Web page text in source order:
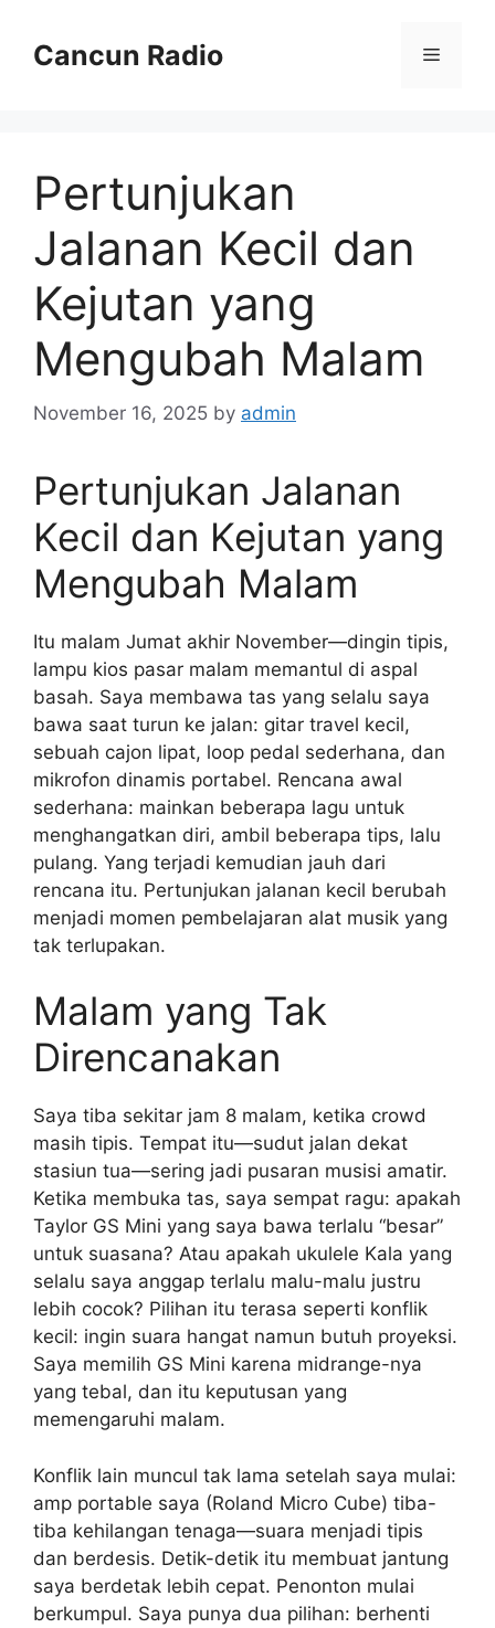
contentCancun Radio Menu
Pertunjukan
Jalanan Kecil dan
Kejutan yang
Mengubah Malam
November 16, 2025 by admin
Pertunjukan Jalanan
Kecil dan Kejutan yang
Mengubah Malam
Itu malam Jumat akhir November—dingin tipis,
lampu kios pasar malam memantul di aspal
basah. Saya membawa tas yang selalu saya
bawa saat turun ke jalan: gitar travel kecil,
sebuah cajon lipat, loop pedal sederhana, dan
mikrofon dinamis portabel. Rencana awal
sederhana: mainkan beberapa lagu untuk
menghangatkan diri, ambil beberapa tips, lalu
pulang. Yang terjadi kemudian jauh dari
rencana itu. Pertunjukan jalanan kecil berubah
menjadi momen pembelajaran alat musik yang
tak terlupakan.
Malam yang Tak
Direncanakan
Saya tiba sekitar jam 8 malam, ketika crowd
masih tipis. Tempat itu—sudut jalan dekat
stasiun tua—sering jadi pusaran musisi amatir.
Ketika membuka tas, saya sempat ragu: apakah
Taylor GS Mini yang saya bawa terlalu “besar”
untuk suasana? Atau apakah ukulele Kala yang
selalu saya anggap terlalu malu-malu justru
lebih cocok? Pilihan itu terasa seperti konflik
kecil: ingin suara hangat namun butuh proyeksi.
Saya memilih GS Mini karena midrange-nya
yang tebal, dan itu keputusan yang
memengaruhi malam.
Konflik lain muncul tak lama setelah saya mulai:
amp portable saya (Roland Micro Cube) tiba-
tiba kehilangan tenaga—suara menjadi tipis
dan berdesis. Detik-detik itu membuat jantung
saya berdetak lebih cepat. Penonton mulai
berkumpul. Saya punya dua pilihan: berhenti